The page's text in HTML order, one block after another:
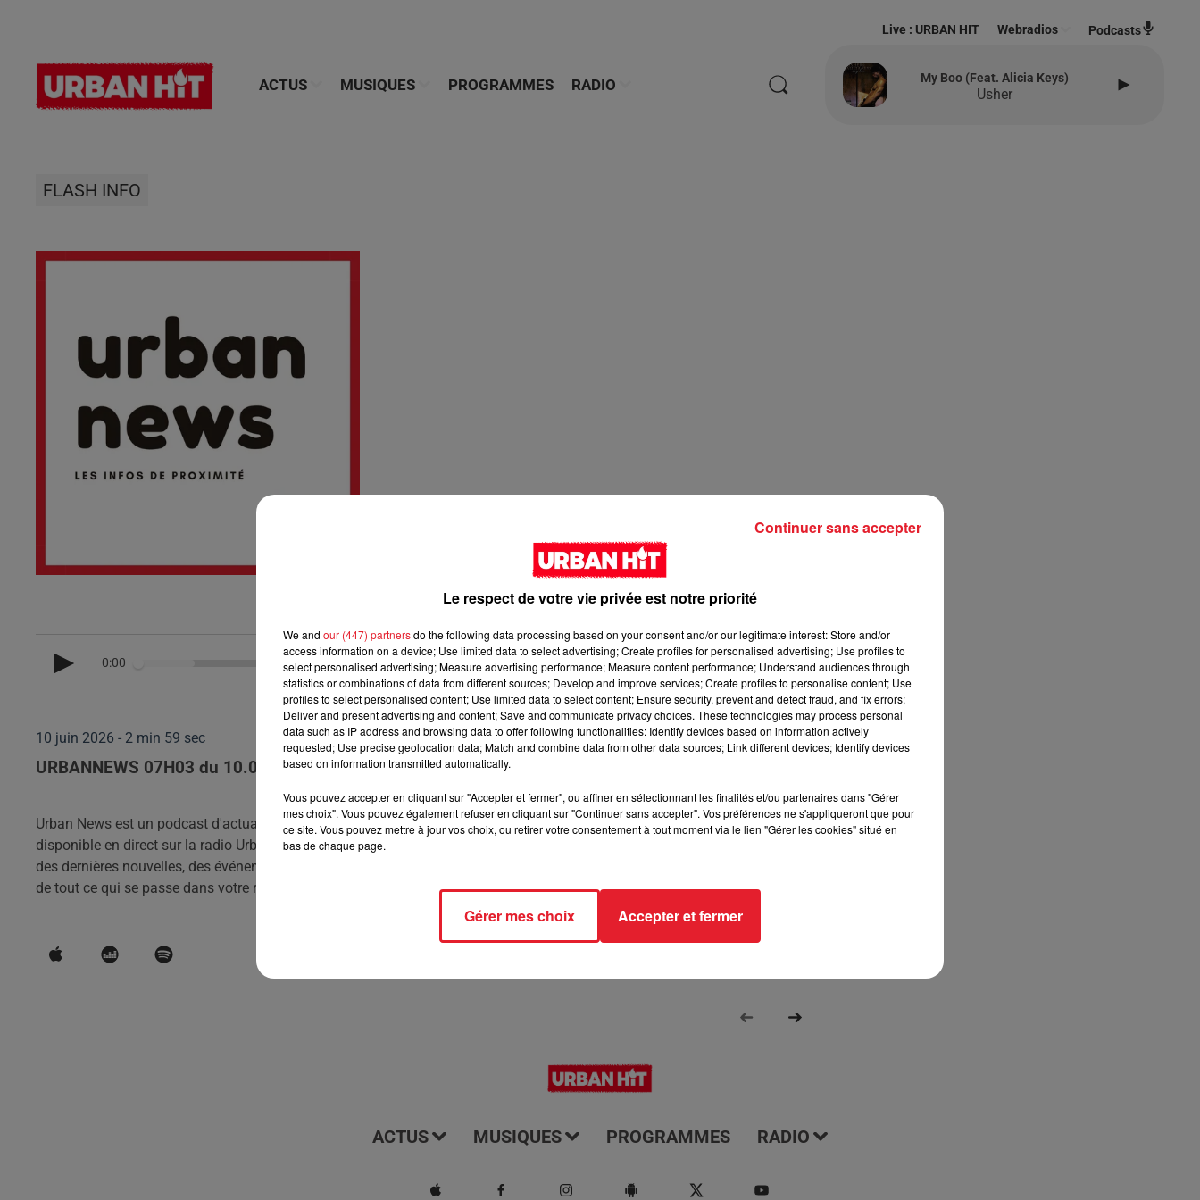
ACTUS MUSIQUES PROGRAMMES RADIO
Live : URBAN HIT Webradios Podcasts
My Boo (feat. Alicia Keys)
Usher
FLASH INFO
0:00 2 min 59 sec
10 juin 2026 - 2 min 59 sec
URBANNEWS 07H03 du 10.06.2026
Urban News est un podcast d'actualités qui vous tient informé de tout ce qui se passe dans les départements 77 et 93. Il est
disponible en direct sur la radio Urban hit et en podcast tous les jours à 7h15. Il vous offre une couverture complète et à jour
des dernières nouvelles, des événements et des tendances de ces régions. Écoutez-le pour rester informé et être au courant
de tout ce qui se passe dans votre région.
ACTUS MUSIQUES PROGRAMMES RADIO
Le respect de votre vie privée est notre priorité
We and our (447) partnersdo the following data processing based on your consent and/or our legitimate interest: Store and/or
access information on a device; Use limited data to select advertising; Create profiles for personalised advertising; Use profiles to
select personalised advertising; Measure advertising performance; Measure content performance; Understand audiences through
statistics or combinations of data from different sources; Develop and improve services; Create profiles to personalise content; Use
profiles to select personalised content; Use limited data to select content; Ensure security, prevent and detect fraud, and fix errors;
Deliver and present advertising and content; Save and communicate privacy choices. These technologies may process personal
data such as IP address and browsing data to offer following functionalities: Identify devices based on information actively
requested; Use precise geolocation data; Match and combine data from other data sources; Link different devices; Identify devices
based on information transmitted automatically.
Vous pouvez accepter en cliquant sur "Accepter et fermer", ou affiner en sélectionnant les finalités et/ou partenaires dans "Gérer
mes choix". Vous pouvez également refuser en cliquant sur "Continuer sans accepter". Vos préférences ne s'appliqueront que pour
ce site. Vous pouvez mettre à jour vos choix, ou retirer votre consentement à tout moment via le lien "Gérer les cookies" situé en
bas de chaque page.
Gérer mes choix Accepter et fermer
Continuer sans accepter